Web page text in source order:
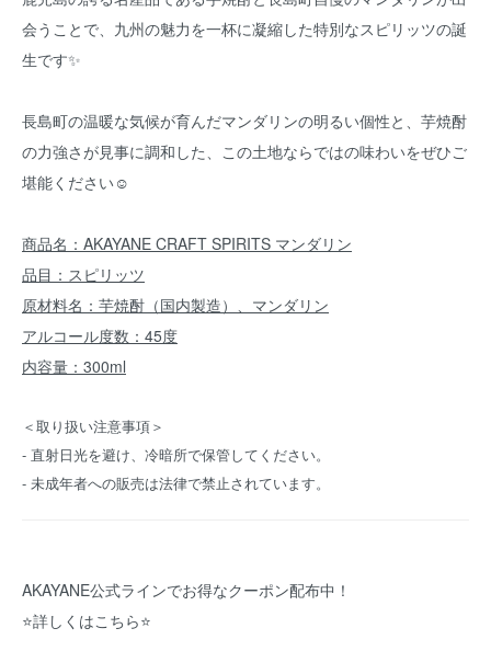
会うことで、九州の魅力を一杯に凝縮した特別なスピリッツの誕
生です✨
長島町の温暖な気候が育んだマンダリンの明るい個性と、芋焼酎
の力強さが見事に調和した、この土地ならではの味わいをぜひご
堪能ください☺️
商品名：AKAYANE CRAFT SPIRITS マンダリン
品目：スピリッツ
原材料名：芋焼酎（国内製造）、マンダリン
アルコール度数：45度
内容量：300ml
＜取り扱い注意事項＞
- 直射日光を避け、冷暗所で保管してください。
- 未成年者への販売は法律で禁止されています。
AKAYANE公式ラインでお得なクーポン配布中！
⭐️詳しくはこちら⭐️